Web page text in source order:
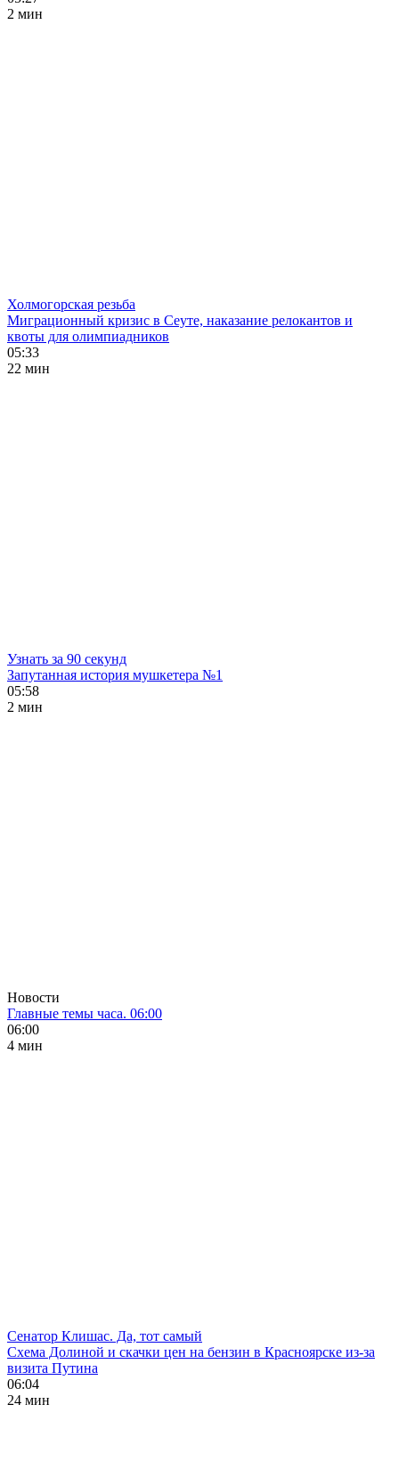
2 мин
Холмогорская резьба
Миграционный кризис в Сеуте, наказание релокантов и
квоты для олимпиадников
05:33
22 мин
Узнать за 90 секунд
Запутанная история мушкетера №1
05:58
2 мин
Новости
Главные темы часа. 06:00
06:00
4 мин
Сенатор Клишас. Да, тот самый
Схема Долиной и скачки цен на бензин в Красноярске из-за
визита Путина
06:04
24 мин